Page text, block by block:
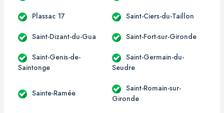
Plassac 17 Saint-Ciers-du-Taillon
Saint-Dizant-du-Gua Saint-Fort-sur-Gironde
Saint-Genis-de-
Saintonge
Saint-Germain-du-
Seudre
Sainte-Ramée
Saint-Romain-sur-
Gironde